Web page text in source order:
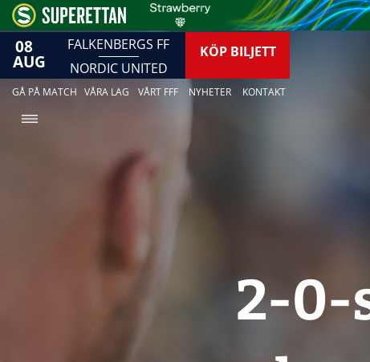
08
AUG
FALKENBERGS FF
NORDIC UNITED
KÖP BILJETT
GÅ PÅ MATCH VÅRA LAG VÅRT FFF NYHETER KONTAKT
2-0-